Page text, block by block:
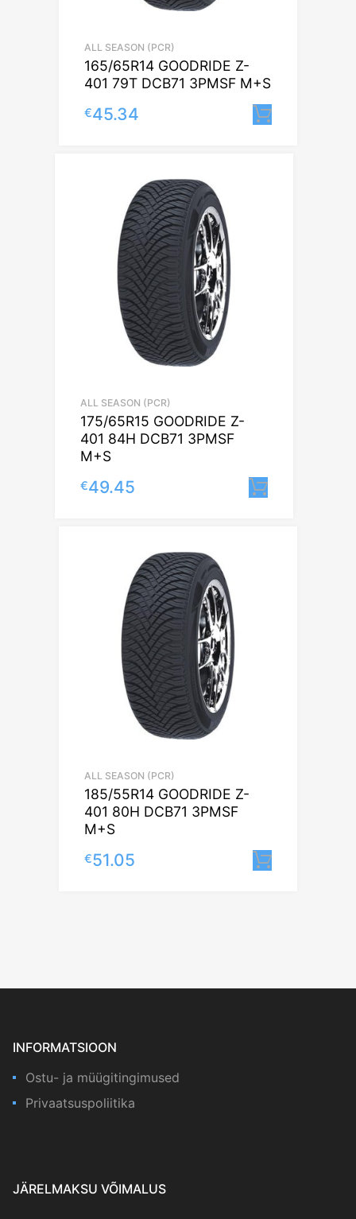
ALL SEASON (PCR)
165/65R14 GOODRIDE Z-
401 79T DCB71 3PMSF M+S
€45.34
ALL SEASON (PCR)
175/65R15 GOODRIDE Z-
401 84H DCB71 3PMSF
M+S
€49.45
ALL SEASON (PCR)
185/55R14 GOODRIDE Z-
401 80H DCB71 3PMSF
M+S
€51.05
INFORMATSIOON
Ostu- ja müügitingimused
Privaatsuspoliitika
JÄRELMAKSU VÕIMALUS